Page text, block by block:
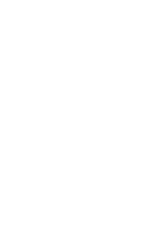
」にてマッス